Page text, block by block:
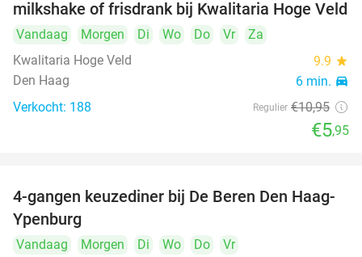
milkshake of frisdrank bij Kwalitaria Hoge Veld
Vandaag Morgen Di Wo Do Vr
Za
Kwalitaria Hoge Veld
9.9 star
Den Haag 6 min. directions_car
Verkocht: 188 Regulier €10,95
€5,95
46%
4-gangen keuzediner bij De Beren Den Haag-
Ypenburg
Vandaag Morgen Di Wo Do
Vr